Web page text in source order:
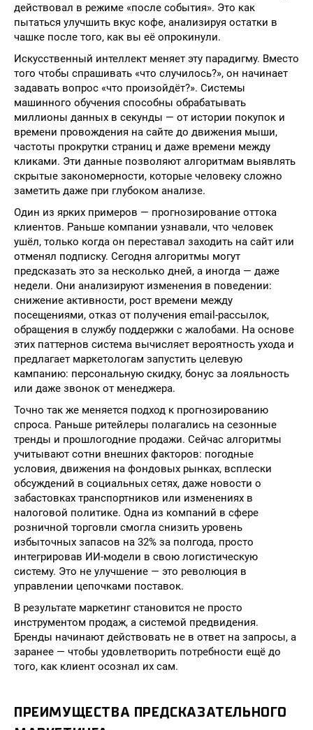
действовал в режиме «после события». Это как
пытаться улучшить вкус кофе, анализируя остатки в
чашке после того, как вы её опрокинули.
Искусственный интеллект меняет эту парадигму. Вместо
того чтобы спрашивать «что случилось?», он начинает
задавать вопрос «что произойдёт?». Системы
машинного обучения способны обрабатывать
миллионы данных в секунды — от истории покупок и
времени провождения на сайте до движения мыши,
частоты прокрутки страниц и даже времени между
кликами. Эти данные позволяют алгоритмам выявлять
скрытые закономерности, которые человеку сложно
заметить даже при глубоком анализе.
Один из ярких примеров — прогнозирование оттока
клиентов. Раньше компании узнавали, что человек
ушёл, только когда он переставал заходить на сайт или
отменял подписку. Сегодня алгоритмы могут
предсказать это за несколько дней, а иногда — даже
недели. Они анализируют изменения в поведении:
снижение активности, рост времени между
посещениями, отказ от получения email-рассылок,
обращения в службу поддержки с жалобами. На основе
этих паттернов система вычисляет вероятность ухода и
предлагает маркетологам запустить целевую
кампанию: персональную скидку, бонус за лояльность
или даже звонок от менеджера.
Точно так же меняется подход к прогнозированию
спроса. Раньше ритейлеры полагались на сезонные
тренды и прошлогодние продажи. Сейчас алгоритмы
учитывают сотни внешних факторов: погодные
условия, движения на фондовых рынках, всплески
обсуждений в социальных сетях, даже новости о
забастовках транспортников или изменениях в
налоговой политике. Одна из компаний в сфере
розничной торговли смогла снизить уровень
избыточных запасов на 32% за полгода, просто
интегрировав ИИ-модели в свою логистическую
систему. Это не улучшение — это революция в
управлении цепочками поставок.
В результате маркетинг становится не просто
инструментом продаж, а системой предвидения.
Бренды начинают действовать не в ответ на запросы, а
заранее — чтобы удовлетворить потребности ещё до
того, как клиент осознал их сам.
ПРЕИМУЩЕСТВА ПРЕДСКАЗАТЕЛЬНОГО